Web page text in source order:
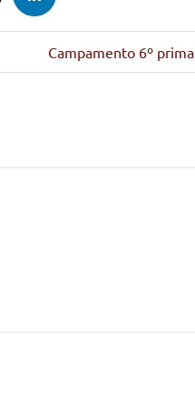
Siguiente
entrada:
Campamento 6º